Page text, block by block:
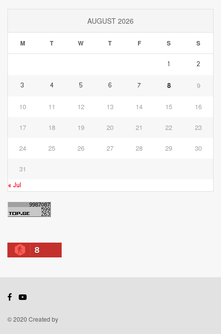
AUGUST 2026
M T W T F S S
1 2
3 4 5 6 7 8 9
10 11 12 13 14 15 16
17 18 19 20 21 22 23
24 25 26 27 28 29 30
31
« Jul
8
© 2020 Created by